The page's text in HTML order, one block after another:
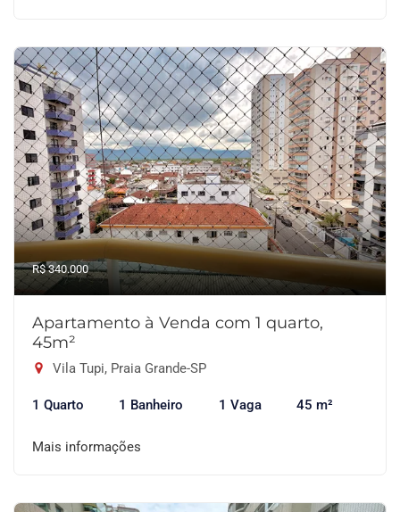
R$ 340.000
Apartamento à Venda com 1 quarto,
45m²
Vila Tupi, Praia Grande-SP
1 Quarto 1 Banheiro 1 Vaga 45 m²
Mais informações